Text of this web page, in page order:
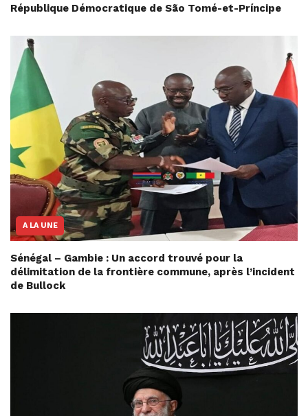
République Démocratique de São Tomé-et-Príncipe
A LA UNE
Sénégal – Gambie : Un accord trouvé pour la
délimitation de la frontière commune, après l’incident
de Bullock